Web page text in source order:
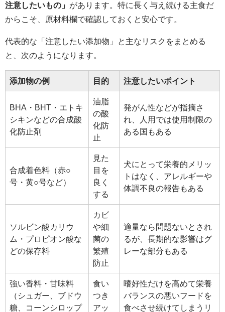
注意したいもの」 があります。特に長く与え続ける主食だ
からこそ、原材料欄で確認しておくと安心です。
代表的な「注意したい添加物」と主なリスクをまとめる
と、次のようになります。
添加物の例 目的 注意したいポイント
BHA・BHT・エトキ
シキンなどの合成酸
化防止剤
油脂
の酸
化防
止
発がん性などが指摘さ
れ、人用では使用制限の
ある国もある
合成着色料（赤○
号・黄○号など）
見た
目を
良く
する
犬にとって栄養的メリッ
トはなく、アレルギーや
体調不良の報告もある
ソルビン酸カリウ
ム・プロピオン酸な
どの保存料
カビ
や細
菌の
繁殖
防止
適量なら問題ないとされ
るが、長期的な影響はグ
レーな部分もある
強い香料・甘味料
（シュガー、ブドウ
糖、コーンシロップ
食い
つき
アッ
嗜好性だけを高めて栄養
バランスの悪いフードを
食べさせ続けてしまうリ